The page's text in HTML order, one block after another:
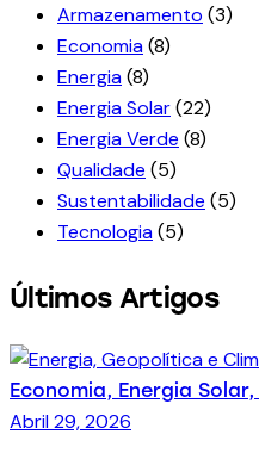
Armazenamento (3)
Economia(8)
Energia(8)
Energia Solar(22)
Energia Verde (8)
Qualidade (5)
Sustentabilidade (5)
Tecnologia(5)
Últimos Artigos
Economia, Energia Solar,
Abril 29, 2026